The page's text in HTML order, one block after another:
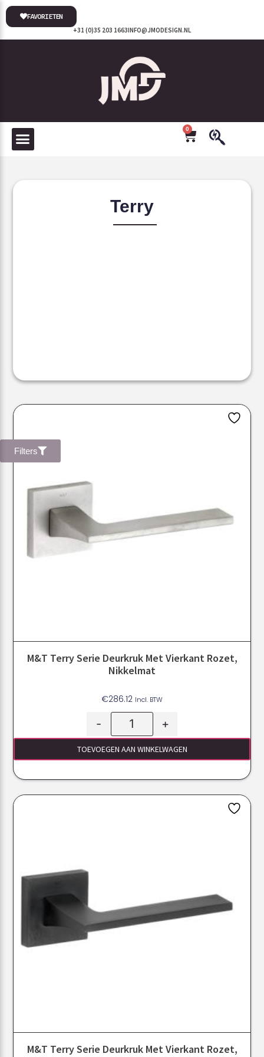
INFO@JMODESIGN.NL
+31 (0)35 203 1663
FAVORIETEN
0
Terry
Filters
M&T Terry Serie Deurkruk Met Vierkant Rozet,
Nikkelmat
€286.12 Incl. BTW
- +
TOEVOEGEN AAN WINKELWAGEN
M&T Terry Serie Deurkruk Met Vierkant Rozet,